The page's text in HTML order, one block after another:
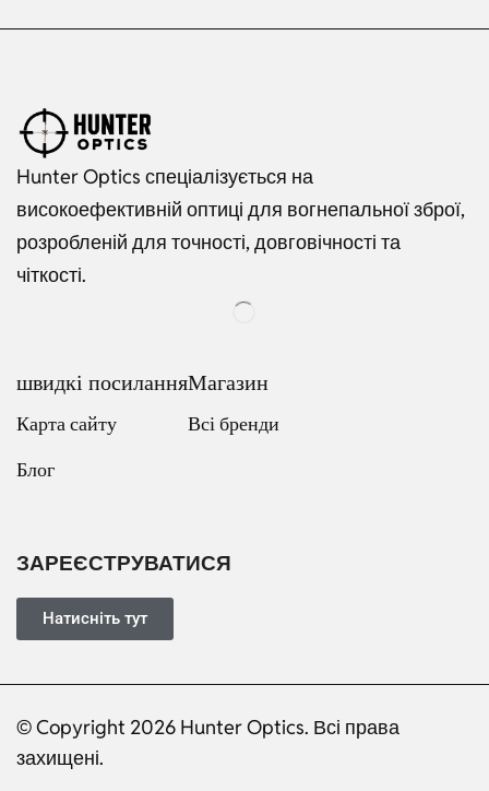
Hunter Optics спеціалізується на
високоефективній оптиці для вогнепальної зброї,
розробленій для точності, довговічності та
чіткості.
швидкі посилання
Карта сайту
Блог
Магазин
Всі бренди
ЗАРЕЄСТРУВАТИСЯ
Натисніть тут
© Copyright 2026 Hunter Optics. Всі права
захищені.
German
Portuguese